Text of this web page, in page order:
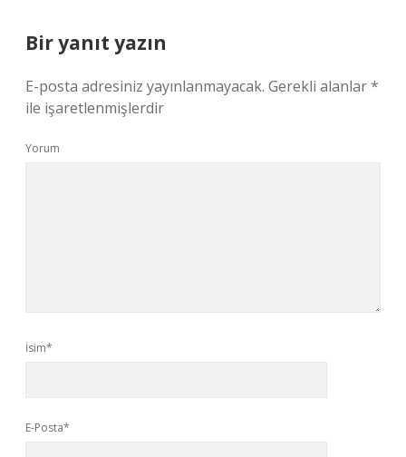
Bir yanıt yazın
E-posta adresiniz yayınlanmayacak. Gerekli alanlar*
ile işaretlenmişlerdir
Yorum
İsim*
E-Posta*